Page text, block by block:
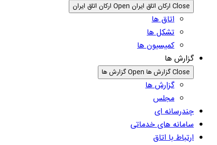
Close ارکان اتاق ایران Open ارکان اتاق ایران
اتاق ها
تشکل ها
کمیسیون ها
گزارش ها
Close گزارش ها Open گزارش ها
گزارش ها
مجلس
چندرسانه ای
سامانه های خدماتی
ارتباط با اتاق